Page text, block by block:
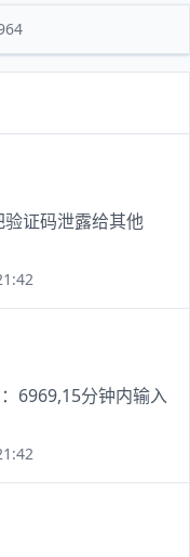
验证码泄露给其他
6969,15分钟内输入